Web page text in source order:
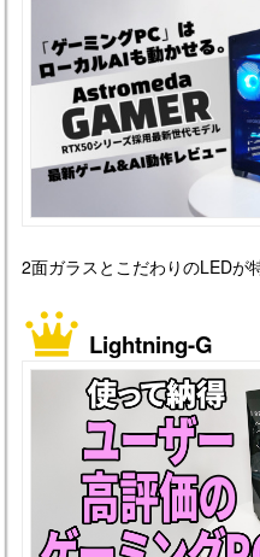
2面ガラスとこだわりのLEDが
Lightning-G